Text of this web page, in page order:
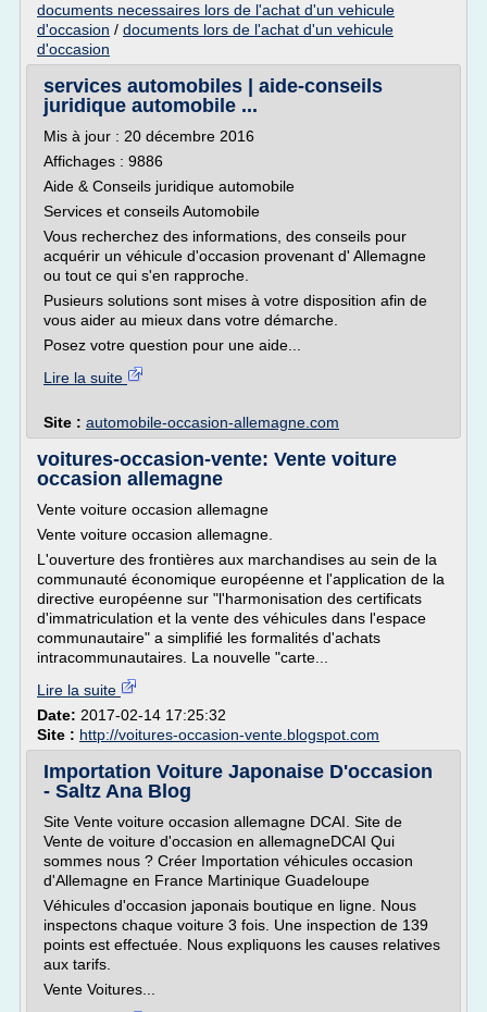
documents necessaires lors de l'achat d'un vehicule
d'occasion / documents lors de l'achat d'un vehicule
d'occasion
services automobiles | aide-conseils
juridique automobile ...
Mis à jour : 20 décembre 2016
Affichages : 9886
Aide & Conseils juridique automobile
Services et conseils Automobile
Vous recherchez des informations, des conseils pour
acquérir un véhicule d'occasion provenant d' Allemagne
ou tout ce qui s'en rapproche.
Pusieurs solutions sont mises à votre disposition afin de
vous aider au mieux dans votre démarche.
Posez votre question pour une aide...
Lire la suite
Site : automobile-occasion-allemagne.com
voitures-occasion-vente: Vente voiture
occasion allemagne
Vente voiture occasion allemagne
Vente voiture occasion allemagne.
L'ouverture des frontières aux marchandises au sein de la
communauté économique européenne et l'application de la
directive européenne sur "l'harmonisation des certificats
d'immatriculation et la vente des véhicules dans l'espace
communautaire" a simplifié les formalités d'achats
intracommunautaires. La nouvelle "carte...
Lire la suite
Date: 2017-02-14 17:25:32
Site : http://voitures-occasion-vente.blogspot.com
Importation Voiture Japonaise D'occasion
- Saltz Ana Blog
Site Vente voiture occasion allemagne DCAI. Site de
Vente de voiture d'occasion en allemagneDCAI Qui
sommes nous ? Créer Importation véhicules occasion
d'Allemagne en France Martinique Guadeloupe
Véhicules d'occasion japonais boutique en ligne. Nous
inspectons chaque voiture 3 fois. Une inspection de 139
points est effectuée. Nous expliquons les causes relatives
aux tarifs.
Vente Voitures...